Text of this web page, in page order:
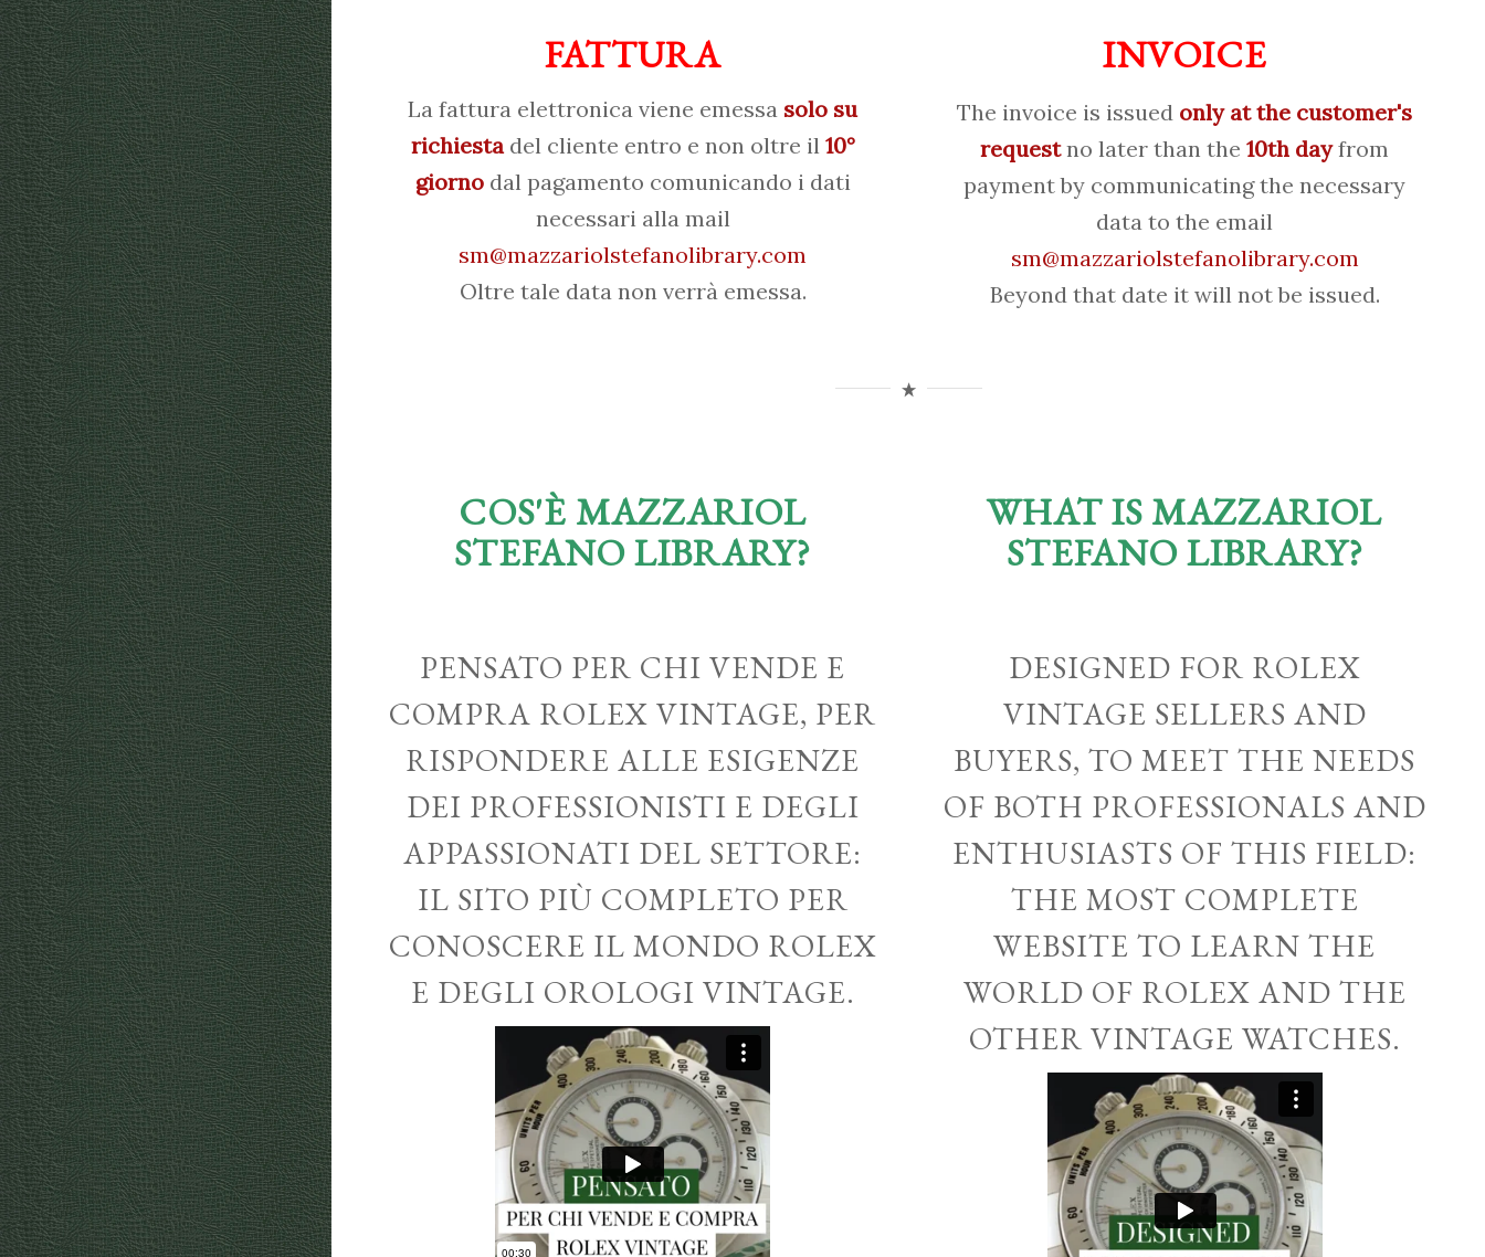
FATTURA
La fattura elettronica viene emessa solo su
richiestadel cliente entro e non oltre il 10°
giornodal pagamento comunicando i dati
necessari alla mail
sm@mazzariolstefanolibrary.com
Oltre tale data non verrà emessa.
INVOICE
The invoice is issued only at the customer's
requestno later than the10th dayfrom
payment by communicating the necessary
data to the email
sm@mazzariolstefanolibrary.com
Beyond that date it will not be issued.
COS'È MAZZARIOL
STEFANO LIBRARY?
WHAT IS MAZZARIOL
STEFANO LIBRARY?
PENSATO PER CHI VENDE E
COMPRA ROLEX VINTAGE, PER
RISPONDERE ALLE ESIGENZE
DEI PROFESSIONISTI E DEGLI
APPASSIONATI DEL SETTORE:
IL SITO PIÙ COMPLETO PER
CONOSCERE IL MONDO ROLEX
E DEGLI OROLOGI VINTAGE.
DESIGNED FOR ROLEX
VINTAGE SELLERS AND
BUYERS, TO MEET THE NEEDS
OF BOTH PROFESSIONALS AND
ENTHUSIASTS OF THIS FIELD:
THE MOST COMPLETE
WEBSITE TO LEARN THE
WORLD OF ROLEX AND THE
OTHER VINTAGE WATCHES.